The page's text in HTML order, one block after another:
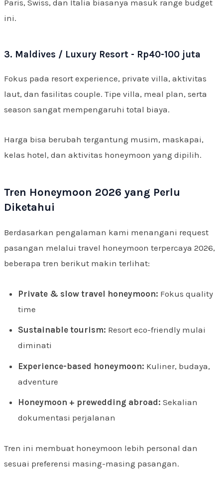
Paris, Swiss, dan Italia biasanya masuk range budget
ini.
3. Maldives / Luxury Resort - Rp40-100 juta
Fokus pada resort experience, private villa, aktivitas
laut, dan fasilitas couple. Tipe villa, meal plan, serta
season sangat mempengaruhi total biaya.
Harga bisa berubah tergantung musim, maskapai,
kelas hotel, dan aktivitas honeymoon yang dipilih.
Tren Honeymoon 2026 yang Perlu
Diketahui
Berdasarkan pengalaman kami menangani request
pasangan melalui travel honeymoon terpercaya 2026,
beberapa tren berikut makin terlihat:
Private & slow travel honeymoon: Fokus quality
time
Sustainable tourism: Resort eco-friendly mulai
diminati
Experience-based honeymoon: Kuliner, budaya,
adventure
Honeymoon + prewedding abroad: Sekalian
dokumentasi perjalanan
Tren ini membuat honeymoon lebih personal dan
sesuai preferensi masing-masing pasangan.